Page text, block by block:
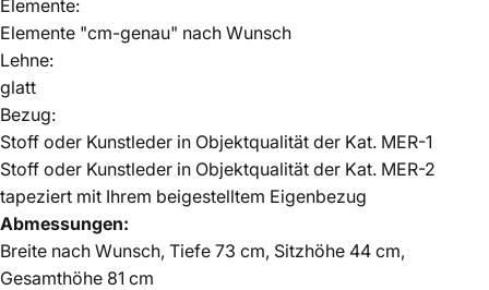
Elemente:
Elemente "cm-genau" nach Wunsch
Lehne:
glatt
Bezug:
Stoff oder Kunstleder in Objektqualität der Kat. MER-1
Stoff oder Kunstleder in Objektqualität der Kat. MER-2
tapeziert mit Ihrem beigestelltem Eigenbezug
Abmessungen:
Breite nach Wunsch, Tiefe 73 cm, Sitzhöhe 44 cm,
Gesamthöhe 81 cm